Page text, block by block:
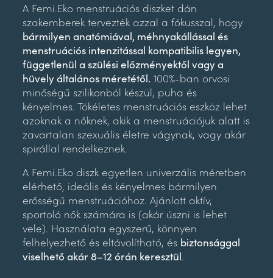
A Femi.Eko menstruációs diszket dán
szakemberek tervezték azzal a fókusszal, hogy
bármilyen anatómiával, méhnyakállással és
menstruációs intenzitással kompatibilis legyen,
függetlenül a szülési előzményektől vagy a
hüvely általános méretétől. 100%-ban orvosi
minőségű szilikonból készül, puha és
kényelmes. Tökéletes menstruációs eszköz lehet
azoknak a nőknek, akik a menstruációjuk alatt is
zavartalan szexuális életre vágynak, vagy akár
spirállal rendelkeznek.
A Femi.Eko diszk egyetlen univerzális méretben
elérhető, ideális és kényelmes bármilyen
erősségű menstruációhoz. Ajánlott aktív,
sportoló nők számára is (akár úszni is lehet
vele). Használata egyszerű, könnyen
felhelyezhető és eltávolítható, és biztonsággal
viselhető akár 8–12 órán keresztül.